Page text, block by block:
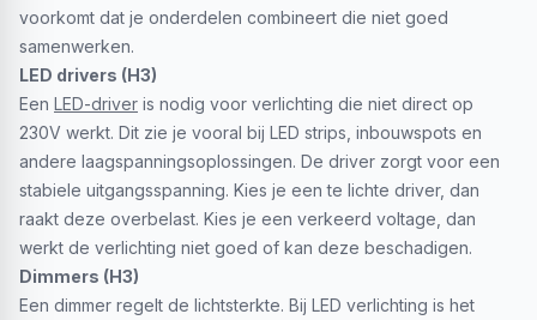
voorkomt dat je onderdelen combineert die niet goed
samenwerken.
LED drivers (H3)
Een LED-driver is nodig voor verlichting die niet direct op
230V werkt. Dit zie je vooral bij LED strips, inbouwspots en
andere laagspanningsoplossingen. De driver zorgt voor een
stabiele uitgangsspanning. Kies je een te lichte driver, dan
raakt deze overbelast. Kies je een verkeerd voltage, dan
werkt de verlichting niet goed of kan deze beschadigen.
Dimmers (H3)
Een dimmer regelt de lichtsterkte. Bij LED verlichting is het